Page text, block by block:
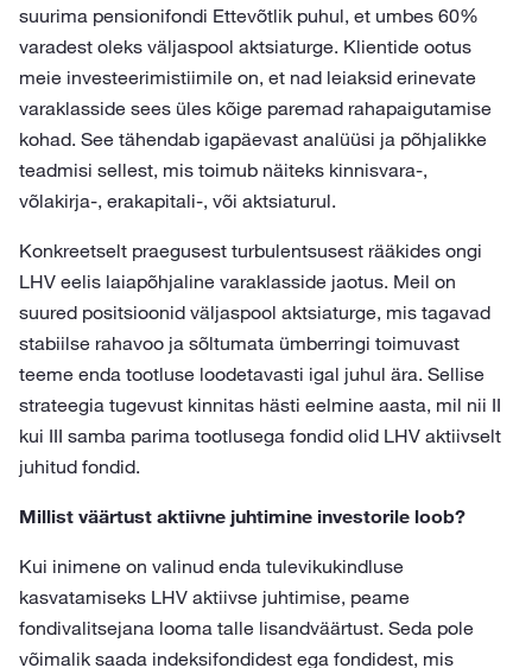
suurima pensionifondi Ettevõtlik puhul, et umbes 60%
varadest oleks väljaspool aktsiaturge. Klientide ootus
meie investeerimistiimile on, et nad leiaksid erinevate
varaklasside sees üles kõige paremad rahapaigutamise
kohad. See tähendab igapäevast analüüsi ja põhjalikke
teadmisi sellest, mis toimub näiteks kinnisvara-,
võlakirja-, erakapitali-, või aktsiaturul.
Konkreetselt praegusest turbulentsusest rääkides ongi
LHV eelis laiapõhjaline varaklasside jaotus. Meil on
suured positsioonid väljaspool aktsiaturge, mis tagavad
stabiilse rahavoo ja sõltumata ümberringi toimuvast
teeme enda tootluse loodetavasti igal juhul ära. Sellise
strateegia tugevust kinnitas hästi eelmine aasta, mil nii II
kui III samba parima tootlusega fondid olid LHV aktiivselt
juhitud fondid.
Millist väärtust aktiivne juhtimine investorile loob?
Kui inimene on valinud enda tulevikukindluse
kasvatamiseks LHV aktiivse juhtimise, peame
fondivalitsejana looma talle lisandväärtust. Seda pole
võimalik saada indeksifondidest ega fondidest, mis